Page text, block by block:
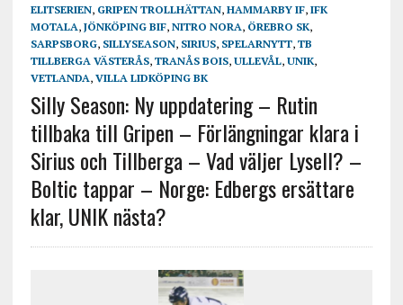
ELITSERIEN, GRIPEN TROLLHÄTTAN, HAMMARBY IF, IFK
MOTALA, JÖNKÖPING BIF, NITRO NORA, ÖREBRO SK,
SARPSBORG, SILLYSEASON, SIRIUS, SPELARNYTT, TB
TILLBERGA VÄSTERÅS, TRANÅS BOIS, ULLEVÅL, UNIK,
VETLANDA, VILLA LIDKÖPING BK
Silly Season: Ny uppdatering – Rutin
tillbaka till Gripen – Förlängningar klara i
Sirius och Tillberga – Vad väljer Lysell? –
Boltic tappar – Norge: Edbergs ersättare
klar, UNIK nästa?